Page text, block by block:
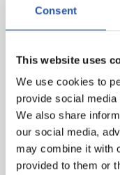
Consent
This website uses
We use cookies to
provide social
We also share
our social media,
may combine it with
provided to them or
Orbegozo de
mismo.
En el evento en cuestión la